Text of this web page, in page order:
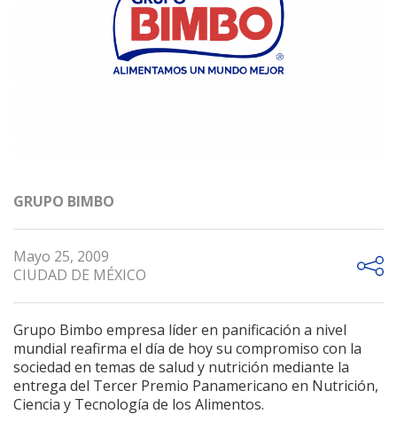
GRUPO BIMBO
Mayo 25, 2009
CIUDAD DE MÉXICO
Grupo Bimbo empresa líder en panificación a nivel
mundial reafirma el día de hoy su compromiso con la
sociedad en temas de salud y nutrición mediante la
entrega del Tercer Premio Panamericano en Nutrición,
Ciencia y Tecnología de los Alimentos.